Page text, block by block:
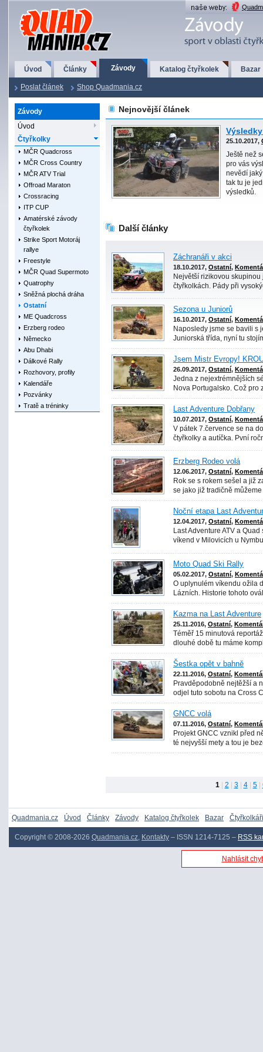
QuadMania.cz
Úvod Články Závody Katalog čtyřkolek Bazar
Poslat článek Shop Quadmania.cz
Závody
Úvod
Čtyřkolky
MČR Quadcross
MČR Cross Country
MČR ATV Trial
Offroad Maraton
Crossracing
ITP CUP
Amatérské závody
čtyřkolek
Strike Sport Motoráj
rallye
Freestyle
MČR Quad Supermoto
Quatrophy
Sněžná plochá dráha
Ostatní
ME Quadcross
Erzberg rodeo
Německo
Abu Dhabi
Dálkové Rally
Rozhovory, profily
Kalendáře
Pozvánky
Tratě a tréninky
Nejnovější článek
25.10.2017,
Ještě než
pro vás
nevědí
tak tu je
výsledků.
Další články
Záchranáři v akci
18.10.2017, Ostatní,
Největší rizikovou
čtyřkolkách. Pády při
Sezona u Juniorů
16.10.2017, Ostatní,
Naposledy jsme se bavili s
Juniorská třída, nyní tu
Jsem Mistr Evropy!
26.09.2017, Ostatní,
Jedna z nejextrémnějších
Nova Portugalsko. Což pro
Last Adventure Dobřany
10.07.2017, Ostatní,
V pátek 7.července se na
čtyřkolky a autíčka. Pvní
Erzberg Rodeo volá
12.06.2017, Ostatní,
Rok se s rokem sešel a již
se jako již tradičně
Noční etapa Last
12.04.2017, Ostatní,
Last Adventure ATV a
víkend v Milovicích u
Moto Quad Ski Rally
05.02.2017, Ostatní,
O uplynulém víkendu ožila
Lázních. Historie tohoto
Kazma na Last Adventure
25.11.2016, Ostatní,
Téměř 15 minutová
dlouhé době tu máme
Šestka opět v bahně
22.11.2016, Ostatní,
Pravděpodobně nejtěžší a
odjel tuto sobotu na Cross
GNCC volá
07.11.2016, Ostatní,
Projekt GNCC vznikl před
té nejvyšší mety a tou je
1 2 3 4 5
Quadmania.cz Úvod Články Závody Katalog čtyřkolek Bazar Čtyřkolkáři
Copyright © 2008-2026 Quadmania.cz, Kontakty – ISSN 1214-7125 – RSS
Nahlásit